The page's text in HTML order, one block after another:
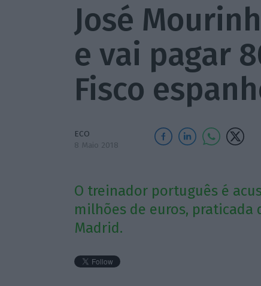
José
e vai pagar
Fisco
ECO
8 Maio 2018
O treinador português é
milhões de euros, praticada
Madrid.